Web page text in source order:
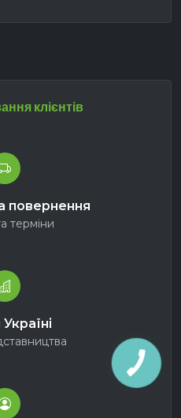
клієнтів
повернення
терміни
Україні